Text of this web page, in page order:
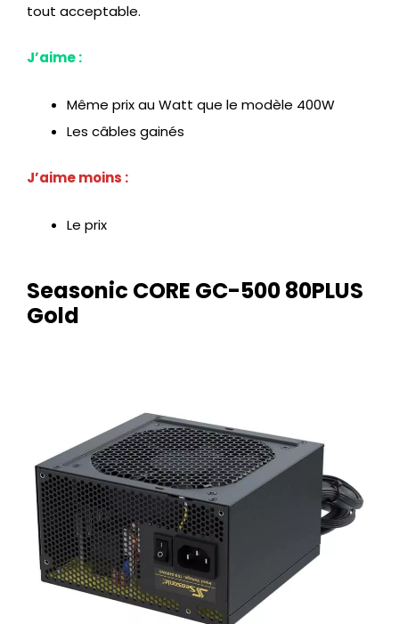
tout acceptable.
J’aime :
Même prix au Watt que le modèle 400W
Les câbles gainés
J’aime moins :
Le prix
Seasonic CORE GC-500 80PLUS
Gold